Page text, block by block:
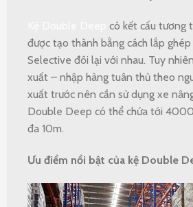
có kết cấu tương
được tạo thành bằng cách lắp ghép
Selective đôi lại với nhau. Tuy
xuất – nhập hàng tuân thủ theo
xuất trước nên cần sử dụng xe
Double Deep có thể chứa tới
đa 10m.
Ưu điểm nổi bật của kệ Double